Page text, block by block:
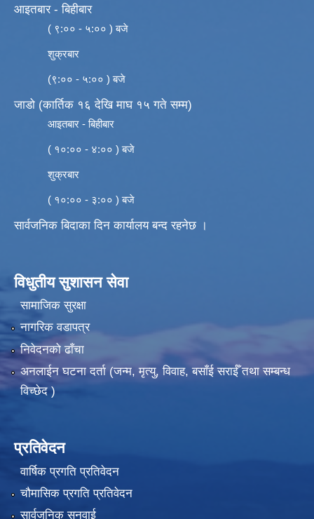
आइतबार - बिहीबार
( ९:०० - ५:०० ) बजे
शुक्रबार
(९:०० - ५:०० ) बजे
जाडो (कार्तिक १६ देखि माघ १५ गते सम्म)
आइतबार - बिहीबार
( १०:०० - ४:०० ) बजे
शुक्रबार
( १०:०० - ३:०० ) बजे
सार्वजनिक बिदाका दिन कार्यालय बन्द रहनेछ ।
विधुतीय सुशासन सेवा
सामाजिक सुरक्षा
नागरिक वडापत्र
निवेदनको ढाँचा
अनलाईन घटना दर्ता (जन्म, मृत्यु, विवाह, बसाँई सराईँ तथा सम्बन्ध
विच्छेद )
प्रतिवेदन
वार्षिक प्रगति प्रतिवेदन
चौमासिक प्रगति प्रतिवेदन
सार्वजनिक सुनुवाई